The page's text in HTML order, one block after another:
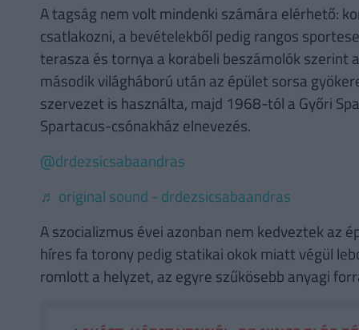
A tagság nem volt mindenki számára elérhető:
csatlakozni, a bevételekből pedig rangos
terasza és tornya a korabeli beszámolók
második világháború után az épület sorsa
szervezet is használta, majd 1968-tól a Győri
Spartacus-csónakház elnevezés.
@drdezsicsabaandras
♬ original sound - drdezsicsabaandras
A szocializmus évei azonban nem kedveztek az
híres fa torony pedig statikai okok miatt végül
romlott a helyzet, az egyre szűkösebb anyagi